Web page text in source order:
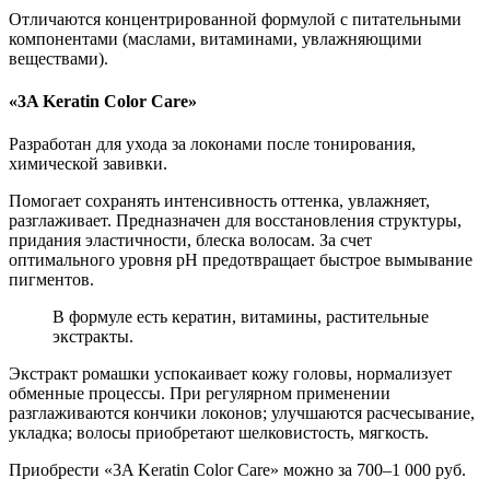
Отличаются концентрированной формулой с питательными
компонентами (маслами, витаминами, увлажняющими
веществами).
«3A Keratin Color Care»
Разработан для ухода за локонами после тонирования,
химической завивки.
Помогает сохранять интенсивность оттенка, увлажняет,
разглаживает. Предназначен для восстановления структуры,
придания эластичности, блеска волосам. За счет
оптимального уровня рН предотвращает быстрое вымывание
пигментов.
В формуле есть кератин, витамины, растительные
экстракты.
Экстракт ромашки успокаивает кожу головы, нормализует
обменные процессы. При регулярном применении
разглаживаются кончики локонов; улучшаются расчесывание,
укладка; волосы приобретают шелковистость, мягкость.
Приобрести «3A Keratin Color Care» можно за 700–1 000 руб.